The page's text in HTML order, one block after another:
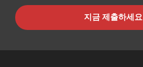
지금 제출하세요